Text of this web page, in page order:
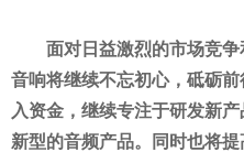
面对日益激烈的市场竞
音响将继续不忘初心，砥砺前
入资金，继续专注于研发新
新型的音频产品。同时也将